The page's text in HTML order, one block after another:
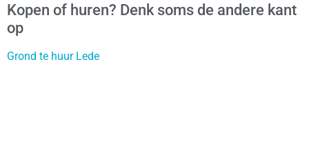
Kopen of huren? Denk soms de andere kant
op
Grond te huur Lede